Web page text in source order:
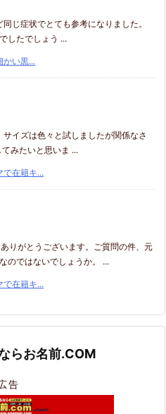
じ症状でとても参考になりました。
したでしょう ...
かい黒...
イズは色々と試しましたが関係なさ
みたいと思いま ...
で在籍キ...
りがとうございます。ご質問の件、元
のではないでしょうか。 ...
で在籍キ...
らお名前.COM
告